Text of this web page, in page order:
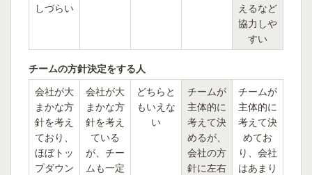
しづらい
えるなど
協力しや
すい
チームの方針決定をする人
会社が大
まかな方
針を考え
ており、
ほぼトッ
プダウン
会社が大
まかな方
針を考え
ている
が、チー
ムも一定
どちらと
もいえな
い
チームが
主体的に
考えて決
めるが、
会社の方
針に左右
チームが
主体的に
考えて決
めてお
り、会社
はあまり